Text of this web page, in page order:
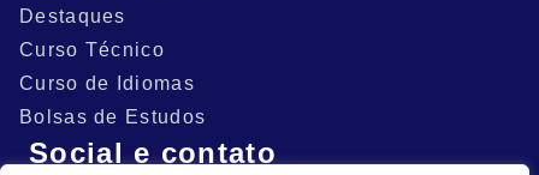
Destaques
Curso Técnico
Curso de Idiomas
Bolsas de Estudos
Social e contato